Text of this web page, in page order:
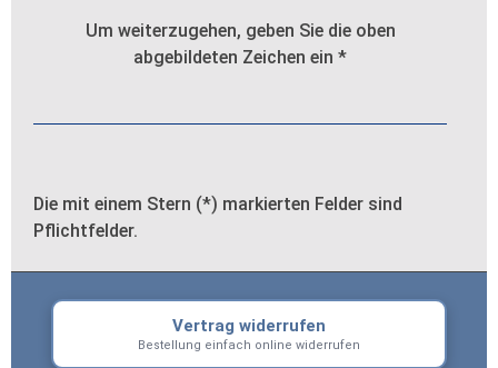
Um weiterzugehen, geben Sie die oben
abgebildeten Zeichen ein *
Die mit einem Stern (*) markierten Felder sind
Pflichtfelder.
Vertrag widerrufen
Bestellung einfach online widerrufen